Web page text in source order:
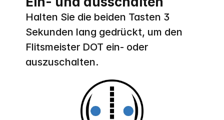
Halten Sie die beiden Tasten 3
Sekunden lang gedrückt, um den
Flitsmeister DOT ein- oder
auszuschalten.